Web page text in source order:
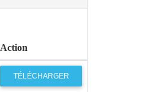
Action
TÉLÉCHARGER